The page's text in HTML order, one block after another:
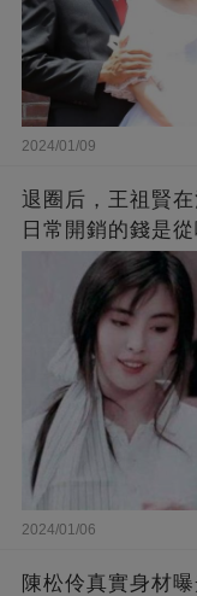
2024/01/09
退圈后，王祖賢
日常開銷的錢是
2024/01/06
陳松伶真實身材